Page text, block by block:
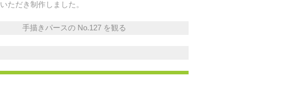
ただき制作しました。
手描きパースの No.127 を観る